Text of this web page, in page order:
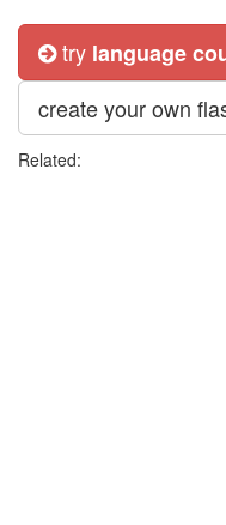
try language
create your own
Related: